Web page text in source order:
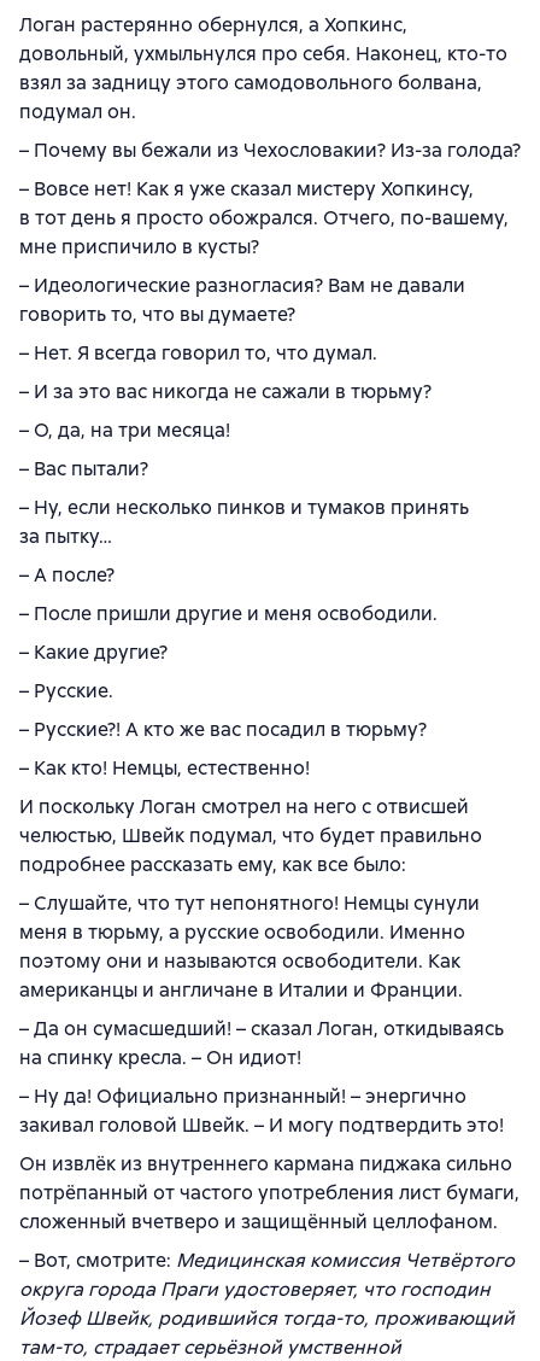
Логан растерянно обернулся, а Хопкинс,
довольный, ухмыльнулся про себя. Наконец, кто-то
взял за задницу этого самодовольного болвана,
подумал он.
– Почему вы бежали из Чехословакии? Из-за голода?
– Вовсе нет! Как я уже сказал мистеру Хопкинсу,
в тот день я просто обожрался. Отчего, по-вашему,
мне приспичило в кусты?
– Идеологические разногласия? Вам не давали
говорить то, что вы думаете?
– Нет. Я всегда говорил то, что думал.
– И за это вас никогда не сажали в тюрьму?
– О, да, на три месяца!
– Вас пытали?
– Ну, если несколько пинков и тумаков принять
за пытку…
– А после?
– После пришли другие и меня освободили.
– Какие другие?
– Русские.
– Русские?! А кто же вас посадил в тюрьму?
– Как кто! Немцы, естественно!
И поскольку Логан смотрел на него с отвисшей
челюстью, Швейк подумал, что будет правильно
подробнее рассказать ему, как все было:
– Слушайте, что тут непонятного! Немцы сунули
меня в тюрьму, а русские освободили. Именно
поэтому они и называются освободители. Как
американцы и англичане в Италии и Франции.
– Да он сумасшедший! – сказал Логан, откидываясь
на спинку кресла. – Он идиот!
– Ну да! Официально признанный! – энергично
закивал головой Швейк. – И могу подтвердить это!
Он извлёк из внутреннего кармана пиджака сильно
потрёпанный от частого употребления лист бумаги,
сложенный вчетверо и защищённый целлофаном.
– Вот, смотрите: Медицинская комиссия Четвёртого
округа города Праги удостоверяет, что господин
Йозеф Швейк, родившийся тогда-то, проживающий
там-то, страдает серьёзной умственной